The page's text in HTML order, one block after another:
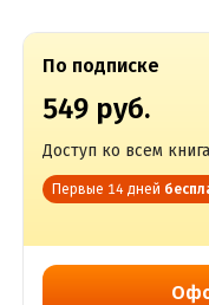
По подписке
549 руб.
Доступ ко всем
Первые 14 дней